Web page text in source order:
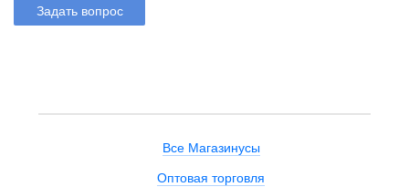
Задать вопрос
Все Магазинусы
Оптовая торговля